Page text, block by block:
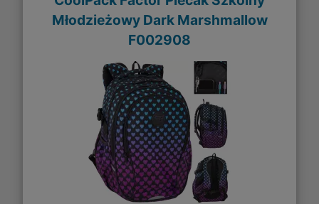
Młodzieżowy Dark Marshmallow
F002908